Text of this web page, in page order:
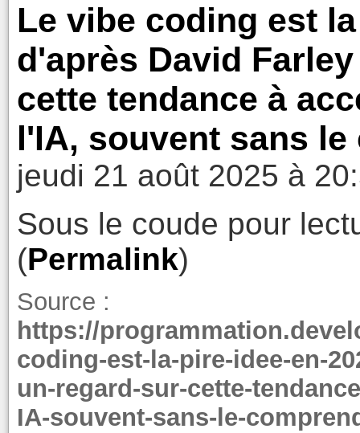
Le vibe coding est
d'après David
cette tendance à
l'IA, souvent sans le
jeudi 21 août 2025 à
Sous le coude pour
(Permalink)
Source :
https://
coding-est-la-pire-idee-en-
un-regard-sur-cette-
IA-souvent-sans-le-